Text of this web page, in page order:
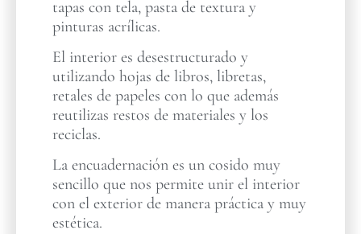
tapas con tela, pasta de textura y
pinturas acrílicas.
El interior es desestructurado y
utilizando hojas de libros, libretas,
retales de papeles con lo que además
reutilizas restos de materiales y los
reciclas.
La encuadernación es un cosido muy
sencillo que nos permite unir el interior
con el exterior de manera práctica y muy
estética.